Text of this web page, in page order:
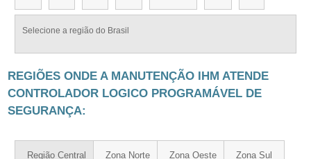
Selecione a região do Brasil
REGIÕES ONDE A MANUTENÇÃO IHM ATENDE
CONTROLADOR LOGICO PROGRAMÁVEL DE
SEGURANÇA:
Região Central Zona Norte Zona Oeste Zona Sul